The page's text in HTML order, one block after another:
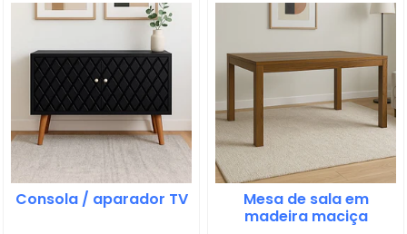
Consola / aparador TV
Mesa de sala em
madeira maciça